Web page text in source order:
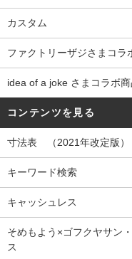
カスタム
ファクトリーザジさまコラ
idea of a joke さまコラボ商
コンテンツを見る
寸法表 （2021年改定版）
キーワード検索
キャッシュレス
そめもよう×ゴフクヤサン
ス